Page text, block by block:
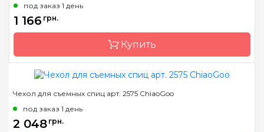
Страна-производитель
под заказ 1 день
1 166 грн.
Купить
Бренд
ChiaoGoo/Чиа Гу
Страна-производитель
Чехол для съемных спиц арт. 2575 ChiaoGoo
под заказ 1 день
2 048 грн.